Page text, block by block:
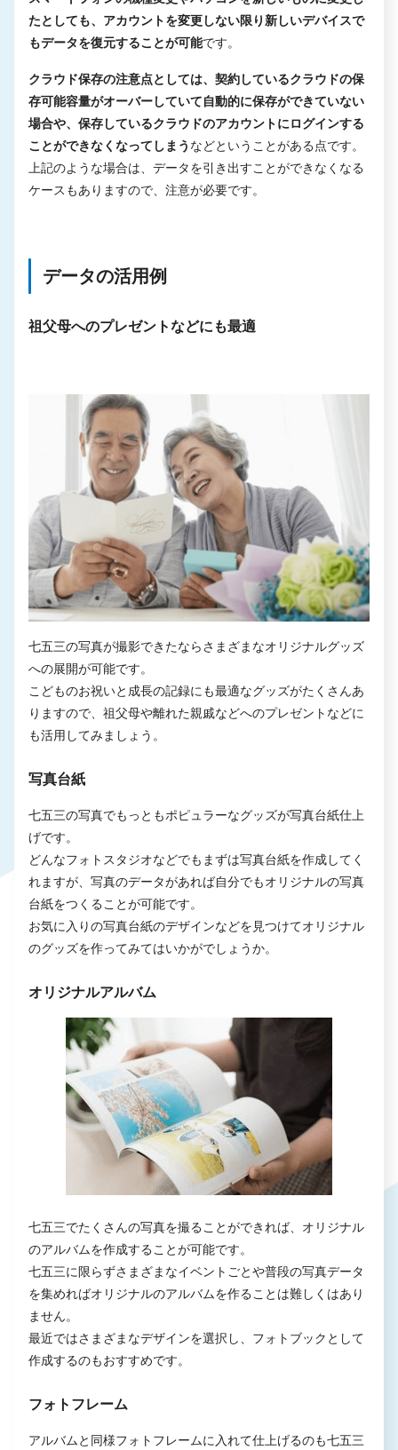
たとしても、アカウントを変更しない限り新しいデバイスで
もデータを復元することが可能です。
クラウド保存の注意点としては、契約しているクラウドの保
存可能容量がオーバーしていて自動的に保存ができていない
場合や、保存しているクラウドのアカウントにログインする
ことができなくなってしまう などということがある点です。
上記のような場合は、データを引き出すことができなくなる
ケースもありますので、注意が必要です。
データの活用例
祖父母へのプレゼントなどにも最適
七五三の写真が撮影できたならさまざまなオリジナルグッズ
への展開が可能です。
こどものお祝いと成長の記録にも最適なグッズがたくさんあ
りますので、祖父母や離れた親戚などへのプレゼントなどに
も活用してみましょう。
写真台紙
七五三の写真でもっともポピュラーなグッズが写真台紙仕上
げです。
どんなフォトスタジオなどでもまずは写真台紙を作成してく
れますが、写真のデータがあれば自分でもオリジナルの写真
台紙をつくることが可能です。
お気に入りの写真台紙のデザインなどを見つけてオリジナル
のグッズを作ってみてはいかがでしょうか。
オリジナルアルバム
七五三でたくさんの写真を撮ることができれば、オリジナル
のアルバムを作成することが可能です。
七五三に限らずさまざまなイベントごとや普段の写真データ
を集めればオリジナルのアルバムを作ることは難しくはあり
ません。
最近ではさまざまなデザインを選択し、フォトブックとして
作成するのもおすすめです。
フォトフレーム
アルバムと同様フォトフレームに入れて仕上げるのも七五三